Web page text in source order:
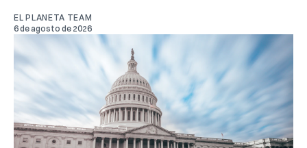
EL PLANETA TEAM
6 de agosto de 2026